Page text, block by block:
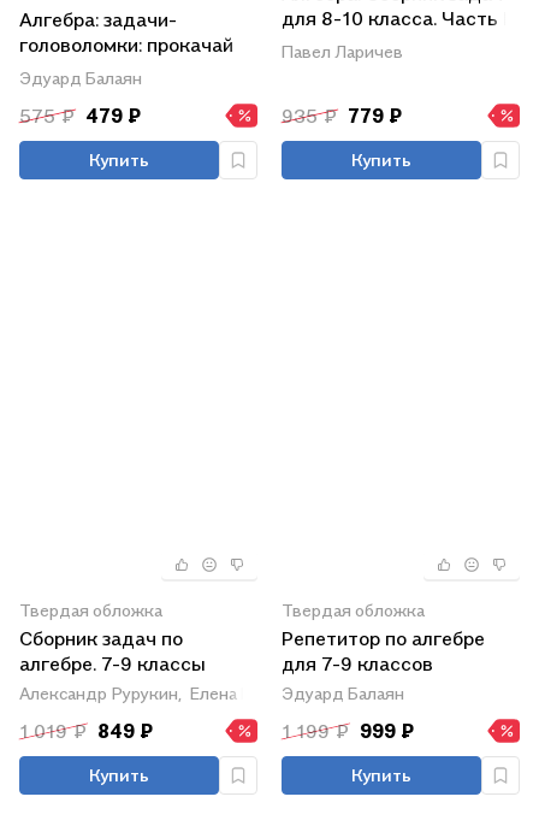
Алгебра: задачи-
головоломки: прокачай
свои мозги! 7-11 классы:
профильный уровень
Эдуард Балаян
575 ₽ 479 ₽
Купить
для 8-10 класса. Часть II
1958 год
Павел Ларичев
935 ₽ 779 ₽
Купить
Твердая обложка
Сборник задач по
алгебре. 7-9 классы
Александр Рурукин, Елена Шуваева, Наталья Гусева
1 019 ₽ 849 ₽
Купить
Твердая обложка
Репетитор по алгебре
для 7-9 классов
Эдуард Балаян
1 199 ₽ 999 ₽
Купить